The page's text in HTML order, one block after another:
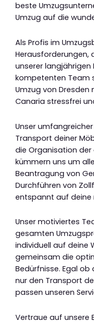
beste
Umzug auf die
Als Profis im
Herausforderungen,
unserer langjährigen
kompetenten Team
Umzug von Dresden
Canaria stressfrei
Unser
Transport deiner
die Organisation der
kümmern uns um
Beantragung von
Durchführen von
entspannt auf deine
Unser motiviertes
gesamten
individuell auf deine
gemeinsam die
Bedürfnisse. Egal
nur den Transport
passen unseren
Vertraue auf unsere